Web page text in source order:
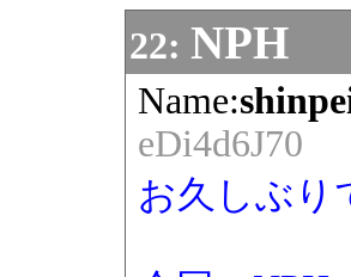
22:NPH
Name:
eDi4d6J70
お久しぶり